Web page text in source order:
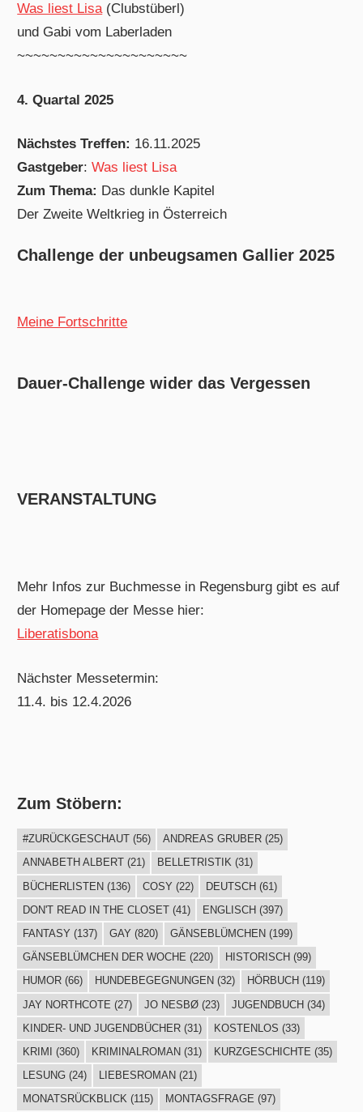
Was liest Lisa(Clubstüberl)
und Gabi vom Laberladen
~~~~~~~~~~~~~~~~~~~~~
4. Quartal 2025
Nächstes Treffen: 16.11.2025
Gastgeber:Was liest Lisa
Zum Thema: Das dunkle Kapitel
Der Zweite Weltkrieg in Österreich
Challenge der unbeugsamen Gallier 2025
Meine Fortschritte
Dauer-Challenge wider das Vergessen
VERANSTALTUNG
Mehr Infos zur Buchmesse in Regensburg gibt es auf
der Homepage der Messe hier:
Liberatisbona
Nächster Messetermin:
11.4. bis 12.4.2026
Zum Stöbern:
#ZURÜCKGESCHAUT(56) ANDREAS GRUBER(25)
ANNABETH ALBERT(21) BELLETRISTIK(31)
BÜCHERLISTEN(136) COSY (22) DEUTSCH(61)
DON'T READ IN THE CLOSET(41) ENGLISCH (397)
FANTASY (137) GAY (820) GÄNSEBLÜMCHEN (199)
GÄNSEBLÜMCHEN DER WOCHE (220) HISTORISCH (99)
HUMOR(66) HUNDEBEGEGNUNGEN (32) HÖRBUCH (119)
JAY NORTHCOTE (27) JO NESBØ(23) JUGENDBUCH(34)
KINDER- UND JUGENDBÜCHER(31) KOSTENLOS (33)
KRIMI
(360) KRIMINALROMAN (31) KURZGESCHICHTE (35)
LESUNG(24) LIEBESROMAN (21)
MONATSRÜCKBLICK(115) MONTAGSFRAGE (97)